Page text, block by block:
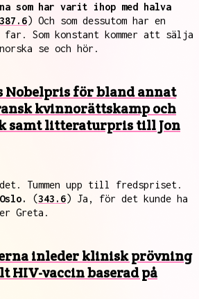
som har varit ihop med halva
387.6) Och som dessutom har en
Som konstant kommer att sälja
se och hör.
Nobelpris för bland annat
kvinnorättskamp och
samt litteraturpris till Jon
Tummen upp till fredspriset.
(343.6) Ja, för det kunde ha
Greta.
inleder klinisk prövning
HIV-vaccin baserad på